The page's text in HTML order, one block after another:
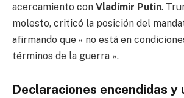
acercamiento con Vladímir Putin.
molesto, criticó la posición del
afirmando que « no está en
términos de la guerra ».
Declaraciones encendidas y